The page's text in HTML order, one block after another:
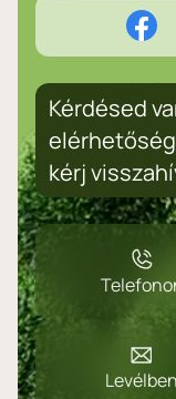
Kérdésed
kérj
Levélben